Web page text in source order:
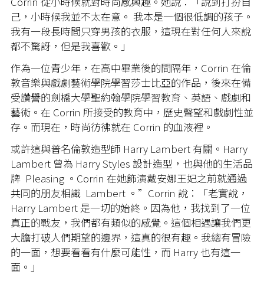
己，小時候我並不太在意。 我本是一個很低調的孩子。
我有一段長時間只穿男孩的衣服，這現在對任何人來說
都不驚訝，但是我喜歡。」
作為一位青少年，在高中畢業後的間隔年，Corrin 在倫
敦音樂與戲劇藝術學院學習莎士比亞的作品，後來在備
受讚譽的劍橋大學聖約翰學院學習教育、英語、戲劇和
藝術。在 Corrin 所接受的教育中，歷史聲望和戲劇性並
存。而現在，時尚彷彿就在 Corrin 的血液裡。
或許這與普名倫敦造型師 Harry Lambert 有關。Harry
Lambert 曾為 Harry Styles 設計造型，也與他的生活品
牌 Pleasing 。Corrin 在她飾演戴安娜王妃之前就通過
共同的朋友相識 Lambert 。”Corrin 說：「老實說，
Harry Lambert 是一切的始終。因為他，我找到了一位
真正的戰友，我們都有類似的感覺。這個相遇讓我們更
大膽打破人們期望的邊界，這真的很有趣。我總有冒險
的一面，想要看看有什麼可能性，而 Harry 也有這一
面。」